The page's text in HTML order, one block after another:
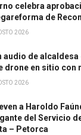
celebra
de
2026
audio de
drone en sitio con
2026
a Haroldo
del Servicio
– Petorca